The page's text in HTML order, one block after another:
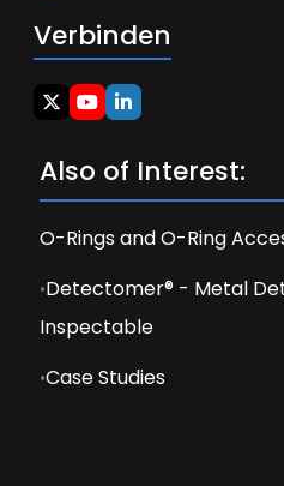
Verbinden
Also of Interest:
O-Rings and O-Ring
Detectomer® - Metal
Inspectable
Case Studies